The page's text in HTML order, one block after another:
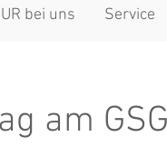
bei uns Service
am